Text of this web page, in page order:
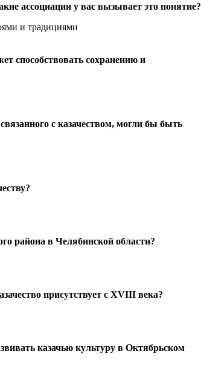
ассоциации у вас вызывает это понятие?
и традициями
способствовать сохранению и
с казачеством, могли бы быть
района в Челябинской области?
присутствует с XVIII века?
казачью культуру в Октябрьском